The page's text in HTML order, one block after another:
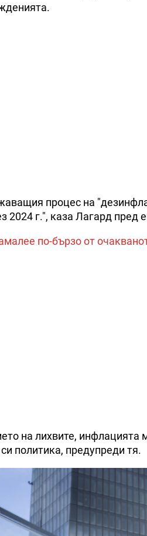
процес на
г.", каза Лагард пред
по-бързо от
на лихвите,
политика, предупреди тя.